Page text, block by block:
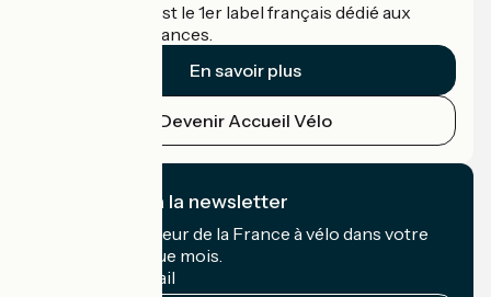
Accueil Vélo c'est le 1er label français dédié aux
cyclistes en vacances.
En savoir plus
Devenir Accueil Vélo
Je m'abonne à la newsletter
Recevez le meilleur de la France à vélo dans votre
boîte mail chaque mois.
Mon adresse mail